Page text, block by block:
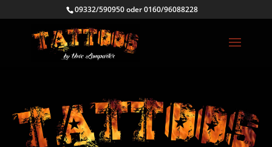
09332/590950 oder 0160/96088228